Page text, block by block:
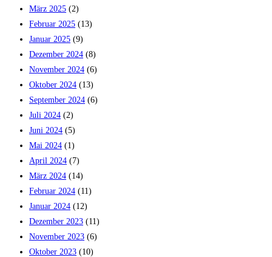
März 2025 (2)
Februar 2025 (13)
Januar 2025 (9)
Dezember 2024 (8)
November 2024 (6)
Oktober 2024 (13)
September 2024 (6)
Juli 2024 (2)
Juni 2024 (5)
Mai 2024 (1)
April 2024 (7)
März 2024 (14)
Februar 2024 (11)
Januar 2024 (12)
Dezember 2023 (11)
November 2023 (6)
Oktober 2023 (10)